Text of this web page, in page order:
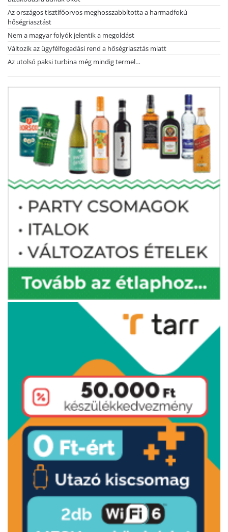
Az országos tisztifőorvos meghosszabbította a harmadfokú
hőségriasztást
Nem a magyar folyók jelentik a megoldást
Változik az ügyfélfogadási rend a hőségriasztás miatt
Az utolsó paksi turbina még mindig termel…